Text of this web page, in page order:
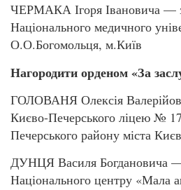
ЧЕРМАКА Ігоря Івановича —
Національного медичного
О.О.Богомольця, м.Київ
Нагородити орденом «За
ГОЛОВАНЯ Олексія
Києво-Печерського ліцею №
Печерського району міста
ДУНЦЯ Василя Богдановича —
Національного центру «Мала